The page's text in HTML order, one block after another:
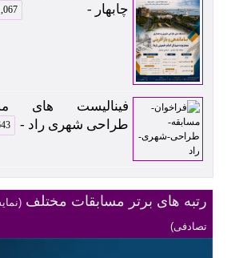
چابهار -
1,067
فینالیست های
طراحی شهری راد -
643
رتبه های برتر مسابقات مختلف
تصادفی)